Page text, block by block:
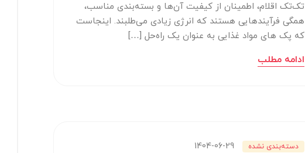
تک‌تک اقلام، اطمینان از کیفیت آن‌ها و بسته‌بندی مناسب،
همگی فرآیندهایی هستند که انرژی زیادی می‌طلبند. اینجاست
که پک های مواد غذایی به عنوان یک راه‌حل […]
ادامه مطلب
دسته‌بندی نشده 1404-06-29